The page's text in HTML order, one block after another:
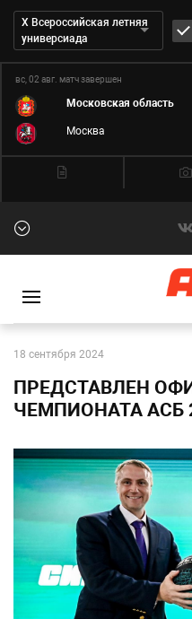
Дивизион:
Х Всероссийская летняя
универсиада
вс, 02 авг. матч завершен
Московская область
Москва
18 сентября 2024
ПРЕДСТАВЛЕН
ЧЕМПИОНАТА АСБ